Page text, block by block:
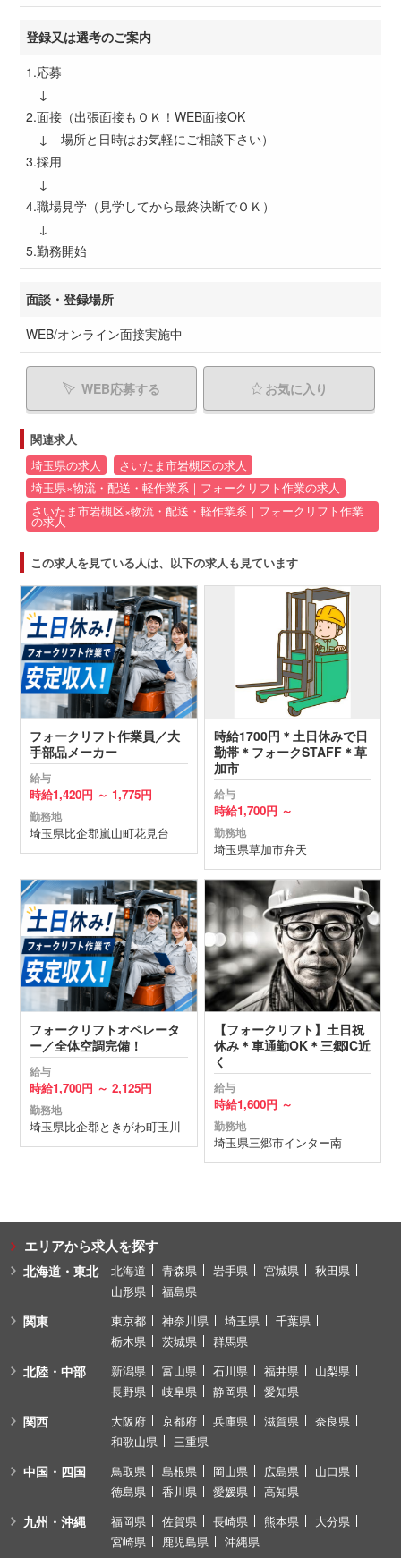
登録又は選考のご案内
1.応募
↓
2.面接（出張面接もＯＫ！WEB面接OK
↓ 場所と日時はお気軽にご相談下さい）
3.採用
↓
4.職場見学（見学してから最終決断でＯＫ）
↓
5.勤務開始
面談・登録場所
WEB/オンライン面接実施中
WEB応募する お気に入り
関連求人
埼玉県の求人
さいたま市岩槻区の求人
埼玉県×物流・配送・軽作業系｜フォークリフト作業の求人
さいたま市岩槻区×物流・配送・軽作業系｜フォークリフト作業
の求人
この求人を見ている人は、以下の求人も見ています
フォークリフト作業員／大
手部品メーカー
給与
時給1,420円 ～ 1,775円
勤務地
埼玉県比企郡嵐山町花見台
時給1700円＊土日休みで日
勤帯＊フォークSTAFF＊草
加市
給与
時給1,700円 ～
勤務地
埼玉県草加市弁天
フォークリフトオペレータ
ー／全体空調完備！
給与
時給1,700円 ～ 2,125円
勤務地
埼玉県比企郡ときがわ町玉川
【フォークリフト】土日祝
休み＊車通勤OK＊三郷IC近
く
給与
時給1,600円 ～
勤務地
埼玉県三郷市インター南
エリアから求人を探す
北海道・東北 北海道 青森県 岩手県 宮城県
秋田県
山形県
福島県
関東 東京都 神奈川県 埼玉県
千葉県
栃木県
茨城県 群馬県
北陸・中部 新潟県 富山県 石川県 福井県
山梨県
長野県
岐阜県 静岡県 愛知県
関西 大阪府 京都府 兵庫県 滋賀県
奈良県
和歌山県
三重県
中国・四国 鳥取県 島根県 岡山県 広島県
山口県
徳島県
香川県 愛媛県 高知県
九州・沖縄 福岡県 佐賀県 長崎県 熊本県
大分県
宮崎県
鹿児島県 沖縄県